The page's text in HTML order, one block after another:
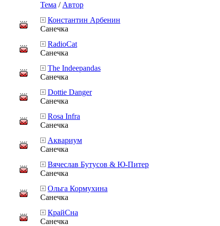
Тема / Автор
Константин Арбенин
Санечка
RadioCat
Санечка
The Indeepandas
Санечка
Dottie Danger
Санечка
Rosa Infra
Санечка
Аквариум
Санечка
Вячеслав Бутусов & Ю-Питер
Санечка
Ольга Кормухина
Санечка
КрайСна
Санечка